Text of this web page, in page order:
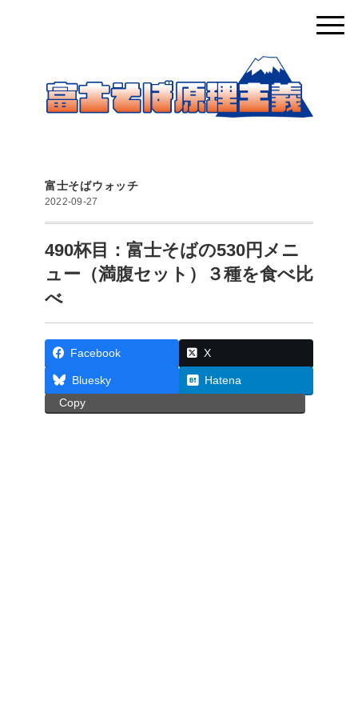
富士そばウォッチ
2022-09-27
490杯目：富士そばの530円メニ
ュー（満腹セット）３種を食べ比
べ
Facebook X
Bluesky
Hatena
Copy